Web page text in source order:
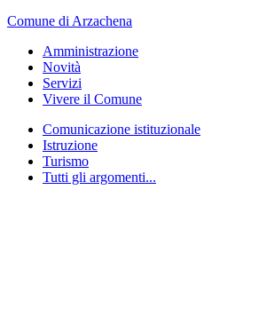
Comune di Arzachena
Amministrazione
Novità
Servizi
Vivere il Comune
Comunicazione istituzionale
Istruzione
Turismo
Tutti gli argomenti...